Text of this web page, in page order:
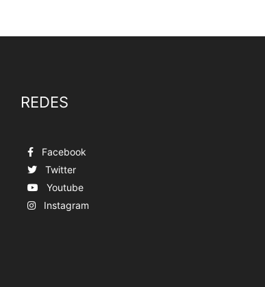
REDES
Facebook
Twitter
Youtube
Instagram